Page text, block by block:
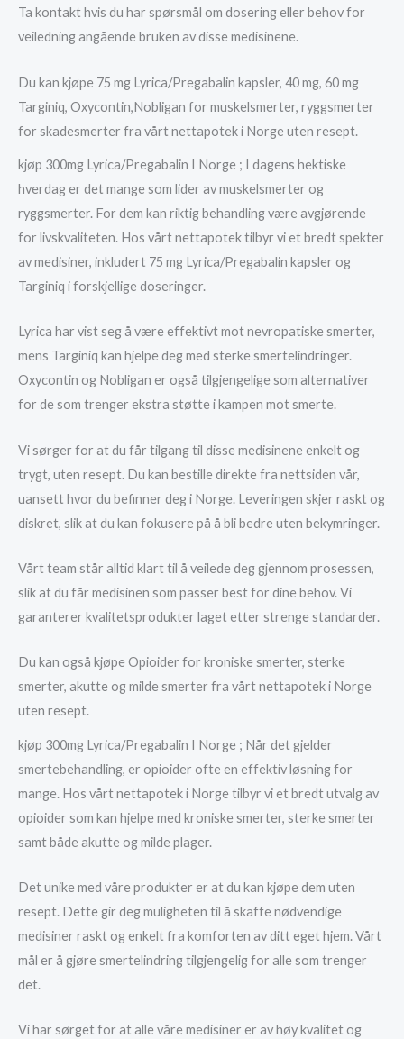
Ta kontakt hvis du har spørsmål om dosering eller behov for
veiledning angående bruken av disse medisinene.
Du kan kjøpe 75 mg Lyrica/Pregabalin kapsler, 40 mg, 60 mg
Targiniq, Oxycontin,Nobligan for muskelsmerter, ryggsmerter
for skadesmerter fra vårt nettapotek i Norge uten resept.
kjøp 300mg Lyrica/Pregabalin I Norge ; I dagens hektiske
hverdag er det mange som lider av muskelsmerter og
ryggsmerter. For dem kan riktig behandling være avgjørende
for livskvaliteten. Hos vårt nettapotek tilbyr vi et bredt spekter
av medisiner, inkludert 75 mg Lyrica/Pregabalin kapsler og
Targiniq i forskjellige doseringer.
Lyrica har vist seg å være effektivt mot nevropatiske smerter,
mens Targiniq kan hjelpe deg med sterke smertelindringer.
Oxycontin og Nobligan er også tilgjengelige som alternativer
for de som trenger ekstra støtte i kampen mot smerte.
Vi sørger for at du får tilgang til disse medisinene enkelt og
trygt, uten resept. Du kan bestille direkte fra nettsiden vår,
uansett hvor du befinner deg i Norge. Leveringen skjer raskt og
diskret, slik at du kan fokusere på å bli bedre uten bekymringer.
Vårt team står alltid klart til å veilede deg gjennom prosessen,
slik at du får medisinen som passer best for dine behov. Vi
garanterer kvalitetsprodukter laget etter strenge standarder.
Du kan også kjøpe Opioider for kroniske smerter, sterke
smerter, akutte og milde smerter fra vårt nettapotek i Norge
uten resept.
kjøp 300mg Lyrica/Pregabalin I Norge ; Når det gjelder
smertebehandling, er opioider ofte en effektiv løsning for
mange. Hos vårt nettapotek i Norge tilbyr vi et bredt utvalg av
opioider som kan hjelpe med kroniske smerter, sterke smerter
samt både akutte og milde plager.
Det unike med våre produkter er at du kan kjøpe dem uten
resept. Dette gir deg muligheten til å skaffe nødvendige
medisiner raskt og enkelt fra komforten av ditt eget hjem. Vårt
mål er å gjøre smertelindring tilgjengelig for alle som trenger
det.
Vi har sørget for at alle våre medisiner er av høy kvalitet og